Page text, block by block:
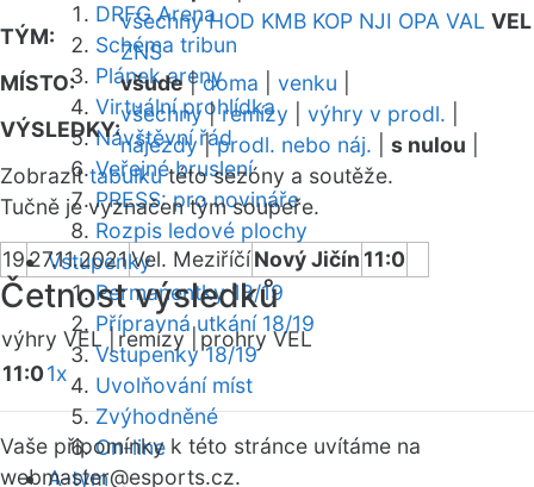
DRFG Arena
Schéma tribun
Plánek areny
Virtuální prohlídka
Návštěvní řád
Veřejné bruslení
PRESS: pro novináře
Rozpis ledové plochy
Vstupenky
Permanentky 18/19
Přípravná utkání 18/19
Vstupenky 18/19
Uvolňování míst
Zvýhodněné
On-line
A-tým
TÝM:
všechny HOD KMB KOP NJI OPA VAL VEL
ZNS
MÍSTO:
všude|doma venku
VÝSLEDKY:
všechny|remízy výhry v prodl.
nájezdy|prodl. nebo náj. s nulou
Zobrazittabulkutéto sezóny a soutěže.
Tučně je vyznačen tým soupeře.
1927.11.2021Vel. MeziříčíNový Jičín 11:0
Četnost výsledků
výhry VEL | remízy | prohry VEL
11:01x
Vaše připomínky k této stránce uvítáme na
webmaster@esports.cz.